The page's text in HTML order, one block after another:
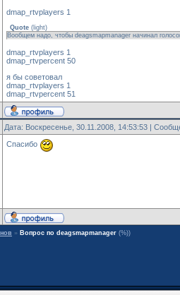
dmap_rtvplayers 1
Quote ( light)
Вообщем надо, чтобы deagsmapmanager начинал
dmap_rtvplayers 1
dmap_rtvpercent 50
я бы советовал
dmap_rtvplayers 1
dmap_rtvpercent 51
Дата: Воскресенье, 30.11.2008, 14:53:53 |
Спасибо
» Вопрос по deagsmapmanager (%))